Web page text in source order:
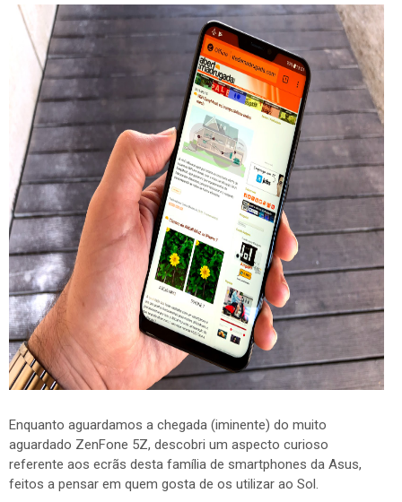
Enquanto aguardamos a chegada (iminente) do muito
aguardado ZenFone 5Z, descobri um aspecto curioso
referente aos ecrãs desta família de smartphones da Asus,
feitos a pensar em quem gosta de os utilizar ao Sol.